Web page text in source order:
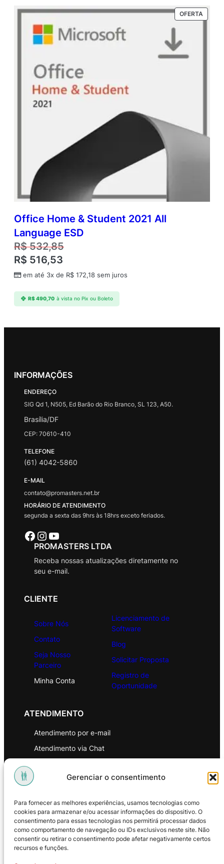
Gerenciar o consentimento
Para fornecer as melhores experiências, usamos tecnologias como
cookies para armazenar e/ou acessar informações do dispositivo. O
consentimento para essas tecnologias nos permitirá processar dados
como comportamento de navegação ou IDs exclusivos neste site. Não
consentir ou retirar o consentimento pode afetar negativamente certos
recursos e funções.
OFERTA
EM
Office Home & Student 2021 All
Language ESD
R$532,85
R$ 516,53
em até 3x de R$ 172,18 sem juros
R$490,70 à vista no Pix ou Boleto
INFORMAÇÕES
ENDEREÇO
SIG Qd 1, N505, Ed Barão do Rio Branco, SL 123, A50.
Brasília/DF
CEP: 70610-410
TELEFONE
(61) 4042-5860
E-MAIL
contato@promasters.net.br
HORÁRIO DE ATENDIMENTO
segunda a sexta das 9hrs às 18hrs exceto feriados.
Facebook Instagram Youtube
PROMASTERS LTDA
Receba nossas atualizações diretamente no
seu e-mail.
CLIENTE
Sobre Nós
Contato
Seja Nosso
Parceiro
Minha Conta
Licenciamento de
Software
Blog
Solicitar Proposta
Registro de
Oportunidade
ATENDIMENTO
Atendimento por e-mail
Atendimento via Chat
Política de Privacidade
Política de Troca e Devoluções
Política de Reembolso